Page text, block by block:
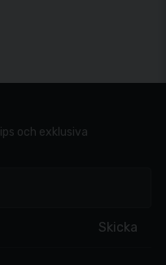
Skicka
och exklusiva